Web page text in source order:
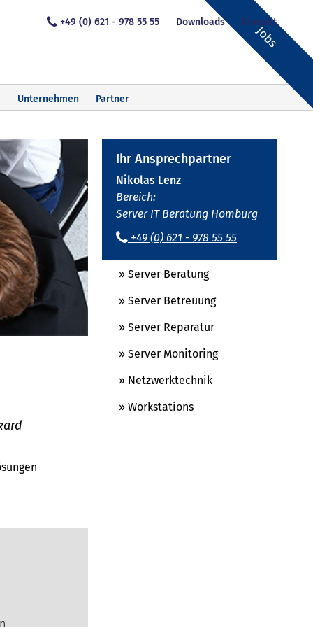
Jobs
+49 (0) 621 - 978 55 55 Downloads Kontakt
Unternehmen Partner
Ihr Ansprechpartner
Nikolas Lenz
Bereich:
Server IT Beratung Homburg
+49 (0) 621 - 978 55 55
» Server Beratung
» Server Betreuung
» Server Reparatur
» Server Monitoring
» Netzwerktechnik
» Workstations